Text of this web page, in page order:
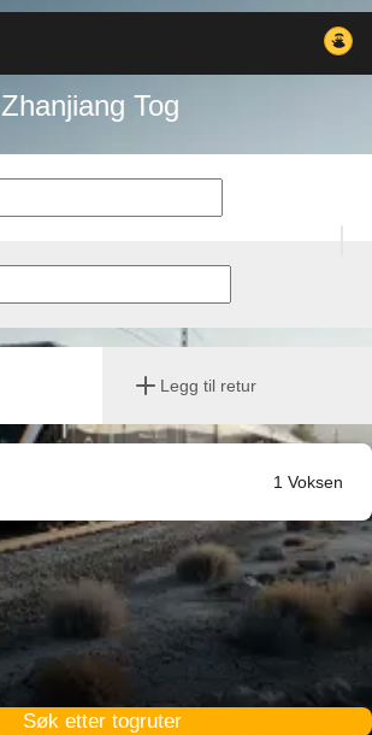
Tog
Legg til retur
1 Voksen
Søk etter togruter